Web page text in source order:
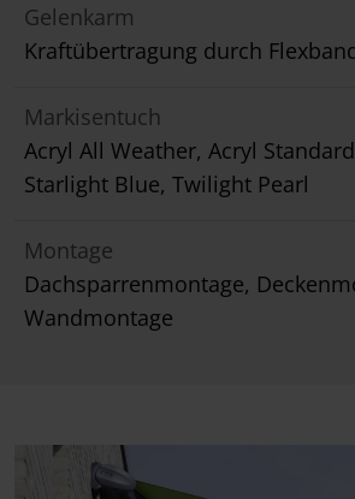
Gelenkarm
Kraftübertragung durch
Markisentuch
Acryl All Weather, Acryl
Starlight Blue, Twilight Pearl
Montage
Dachsparrenmontage,
Wandmontage